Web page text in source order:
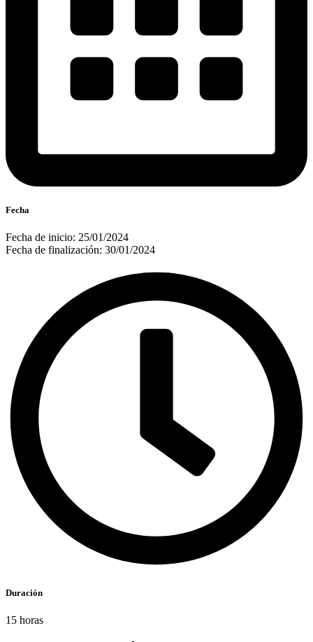
Fecha
Fecha de inicio: 25/01/2024
Fecha de finalización: 30/01/2024
Duración
15 horas